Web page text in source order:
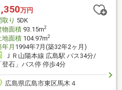
探しをお手伝いします
談はお気軽にお問い合わせく
万円
取り 5DK
物面積93.15m2
地面積104.97m2
年月 1994年7月(築32年2ヶ月)
ＪＲ山陽本線 広島駅 バス34分/
登石」バス停 停歩4分
広島県広島市東区馬木４